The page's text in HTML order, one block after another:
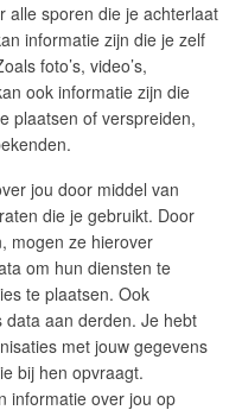
alle sporen die je achterlaat
informatie zijn die je zelf
foto’s, video’s,
ook informatie zijn die
plaatsen of verspreiden,
jou door middel van
die je gebruikt. Door
mogen ze hierover
om hun diensten te
te plaatsen. Ook
aan derden. Je hebt
met jouw gegevens
bij hen opvraagt.
informatie over jou op